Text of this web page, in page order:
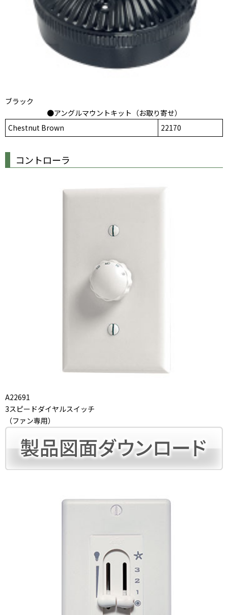
ブラック
●アングルマウントキット（お取り寄せ）
Chestnut Brown
22170
コントローラ
A22691
3スピードダイヤルスイッチ
（ファン専用）